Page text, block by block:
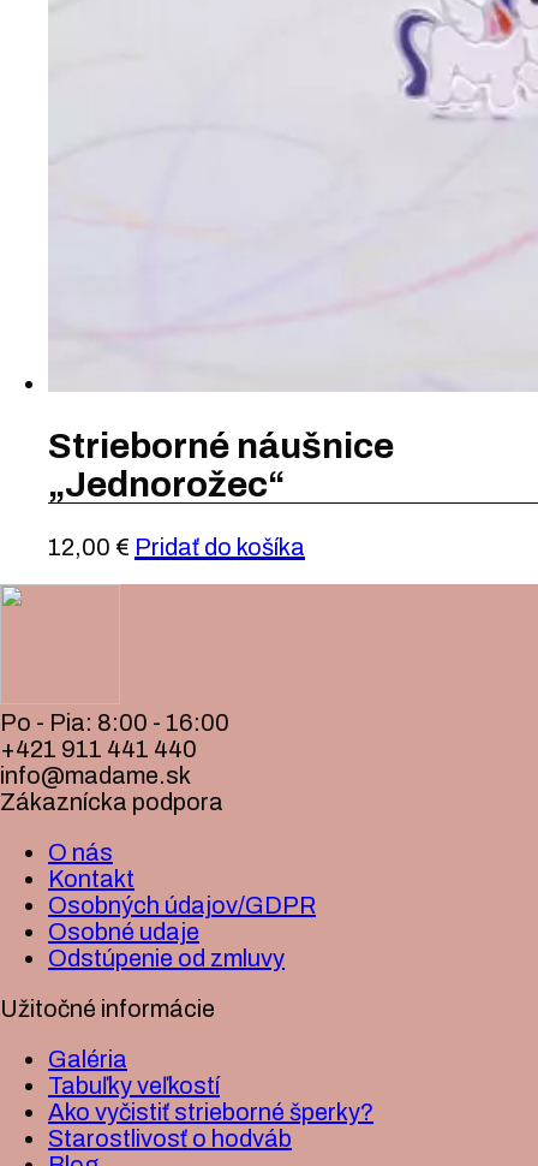
Strieborné náušnice
„Jednorožec“
12,00 € Pridať do košíka
Po - Pia: 8:00 - 16:00
+421 911 441 440
info@madame.sk
Zákaznícka podpora
O nás
Kontakt
Osobných údajov/GDPR
Osobné udaje
Odstúpenie od zmluvy
Užitočné informácie
Galéria
Tabuľky veľkostí
Ako vyčistiť strieborné šperky?
Starostlivosť o hodváb